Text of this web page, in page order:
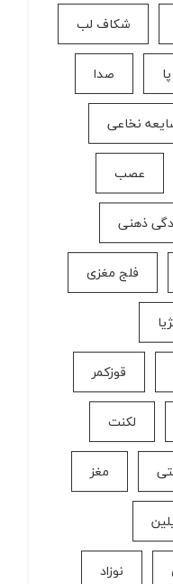
شکاف لب
صدا
نخاعی
عصب
ذهنی
فلج مغزی
قوزکمر
لکنت
مغز
نوزاد